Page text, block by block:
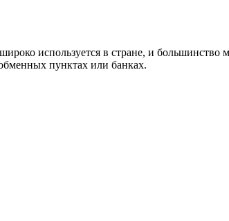
используется в стране, и
пунктах или банках.